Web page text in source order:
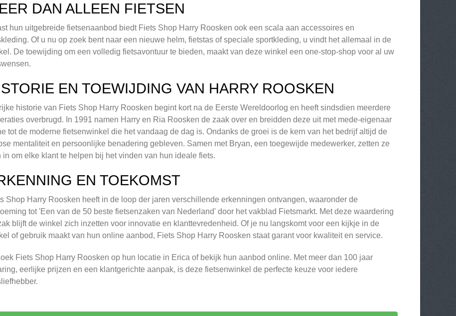
DAN ALLEEN FIETSEN
hun uitgebreide fietsenaanbod biedt Fiets Shop Harry Roosken ook een scala aan accessoires en
Of u nu op zoek bent naar een nieuwe helm, fietstas of speciale sportkleding, u vindt het allemaal in de
De toewijding om een volledig fietsavontuur te bieden, maakt van deze winkel een one-stop-shop voor al uw
EN TOEWIJDING VAN HARRY ROOSKEN
historie van Fiets Shop Harry Roosken begint kort na de Eerste Wereldoorlog en heeft sindsdien meerdere
overbrugd. In 1991 namen Harry en Ria Roosken de zaak over en breidden deze uit met mede-eigenaar
tot de moderne fietsenwinkel die het vandaag de dag is. Ondanks de groei is de kern van het bedrijf altijd de
mentaliteit en persoonlijke benadering gebleven. Samen met Bryan, een toegewijde medewerker, zetten ze
in om elke klant te helpen bij het vinden van hun ideale fiets.
EN TOEKOMST
Shop Harry Roosken heeft in de loop der jaren verschillende erkenningen ontvangen, waaronder de
tot 'Een van de 50 beste fietsenzaken van Nederland' door het vakblad Fietsmarkt. Met deze waardering
blijft de winkel zich inzetten voor innovatie en klanttevredenheid. Of je nu langskomt voor een kijkje in de
of gebruik maakt van hun online aanbod, Fiets Shop Harry Roosken staat garant voor kwaliteit en service.
Fiets Shop Harry Roosken op hun locatie in Erica of bekijk hun aanbod online. Met meer dan 100 jaar
eerlijke prijzen en een klantgerichte aanpak, is deze fietsenwinkel de perfecte keuze voor iedere